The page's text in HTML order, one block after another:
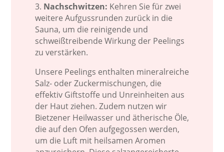
3. Nachschwitzen: Kehren Sie für zwei
weitere Aufgussrunden zurück in die
Sauna, um die reinigende und
schweißtreibende Wirkung der Peelings
zu verstärken.
Unsere Peelings enthalten mineralreiche
Salz- oder Zuckermischungen, die
effektiv Giftstoffe und Unreinheiten aus
der Haut ziehen. Zudem nutzen wir
Bietzener Heilwasser und ätherische Öle,
die auf den Ofen aufgegossen werden,
um die Luft mit heilsamen Aromen